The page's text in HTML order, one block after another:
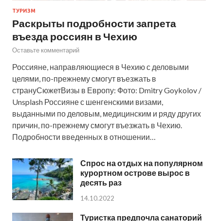
ТУРИЗМ
Раскрыты подробности запрета
въезда россиян в Чехию
Оставьте комментарий
Россияне, направляющиеся в Чехию с деловыми
целями, по-прежнему смогут въезжать в
странуСюжетВизы в Европу: Фото: Dmitry Goykolov /
Unsplash Россияне с шенгенскими визами,
выданными по деловым, медицинским и ряду других
причин, по-прежнему смогут въезжать в Чехию.
Подробности введенных в отношении…
Спрос на отдых на популярном
курортном острове вырос в
десять раз
14.10.2022
Туристка предпочла санаторий